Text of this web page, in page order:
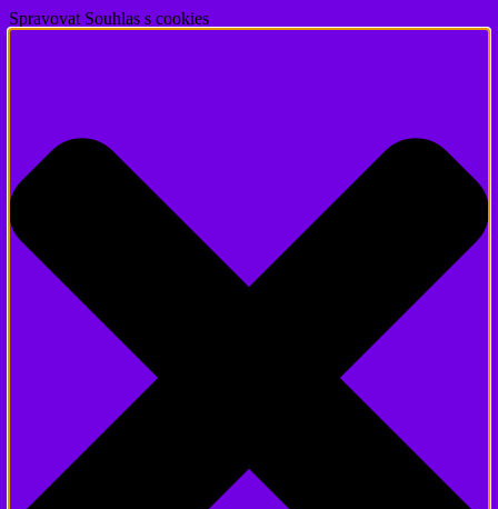
Spravovat Souhlas s cookies